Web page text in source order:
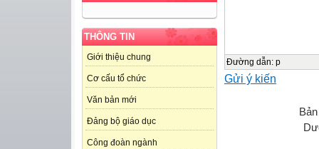
THÔNG TIN
Giới thiệu chung
Cơ cấu tổ chức
Văn bản mới
Đảng bộ giáo dục
Công đoàn ngành
Đường dẫn: p
Gửi ý kiến